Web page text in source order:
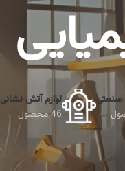
صنعتی
لوازم آتش نشانی
46 محصول